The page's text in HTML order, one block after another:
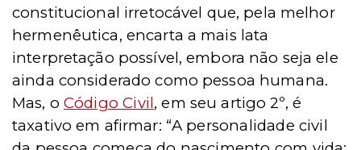
constitucional irretocável que, pela melhor
hermenêutica, encarta a mais lata
interpretação possível, embora não seja ele
ainda considerado como pessoa humana.
Mas, o Código Civil, em seu artigo 2º, é
taxativo em afirmar: “A personalidade civil